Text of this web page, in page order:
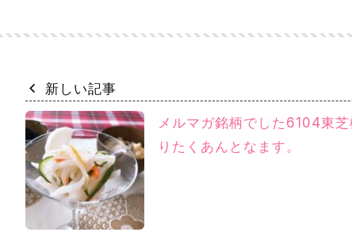
新しい記事
メルマガ銘柄でした6104東
りたくあんとなます。